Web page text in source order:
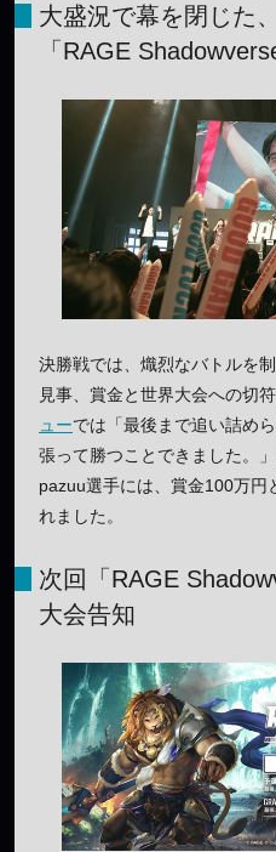
大盛況で幕を閉じた、
「RAGE
決勝戦では、熾烈なバトルを
見事、賞金と世界大会への切
ューでは「最後まで追い詰め
張って勝つことできました。
pazuu選手には、賞金100万円
れました。
次回「RAGE
大会告知